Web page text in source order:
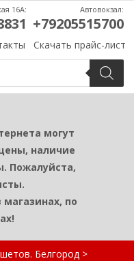
Скачать прайс-лист
16А: Автовокзал:
+79205515700
могут
наличие
Пожалуйста,
по
Белгород >